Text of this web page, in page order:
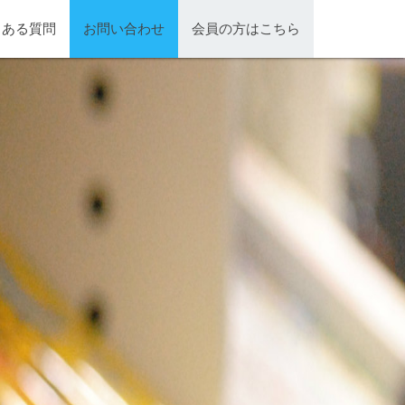
る質問 お問い合わせ 会員の方はこちら